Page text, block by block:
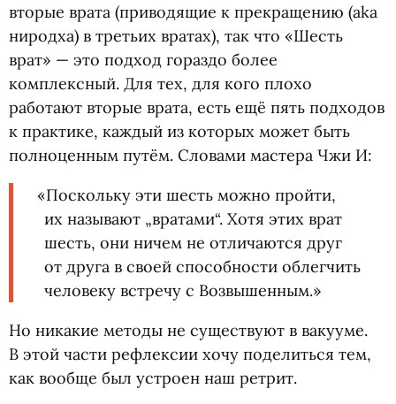
вторые врата (приводящие к прекращению (aka
ниродха) в третьих вратах), так что «Шесть
врат» — это подход гораздо более
комплексный. Для тех, для кого плохо
работают вторые врата, есть ещё пять подходов
к практике, каждый из которых может быть
полноценным путём. Словами мастера Чжи И:
«Поскольку эти шесть можно пройти,
их называют „вратами“. Хотя этих врат
шесть, они ничем не отличаются друг
от друга в своей способности облегчить
человеку встречу с Возвышенным.»
Но никакие методы не существуют в вакууме.
В этой части рефлексии хочу поделиться тем,
как вообще был устроен наш ретрит.